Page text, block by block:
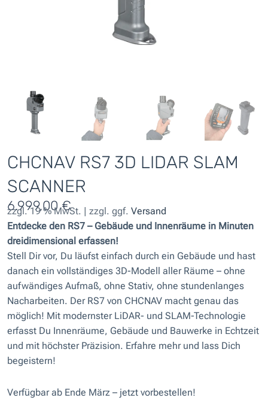
CHCNAV RS7 3D LIDAR SLAM
SCANNER
6.999,00€
zzgl. 19 % MwSt. | zzgl. ggf. Versand
Entdecke den RS7 – Gebäude und Innenräume in Minuten
dreidimensional erfassen!
Stell Dir vor, Du läufst einfach durch ein Gebäude und hast
danach ein vollständiges 3D-Modell aller Räume – ohne
aufwändiges Aufmaß, ohne Stativ, ohne stundenlanges
Nacharbeiten. Der RS7 von CHCNAV macht genau das
möglich! Mit modernster LiDAR- und SLAM-Technologie
erfasst Du Innenräume, Gebäude und Bauwerke in Echtzeit
und mit höchster Präzision. Erfahre mehr und lass Dich
begeistern!
Verfügbar ab Ende März – jetzt vorbestellen!